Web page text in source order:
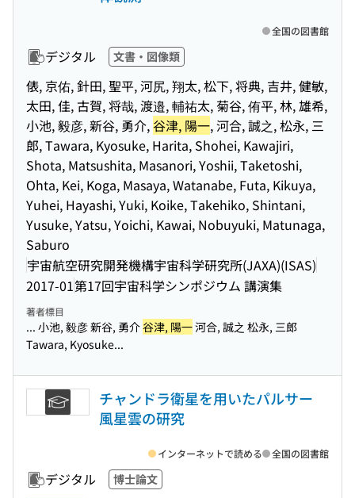
デジタル 文書・図像類
俵, 京佑, 針田, 聖平, 河尻, 翔太, 松下, 将典, 吉井, 健敏,
太田, 佳, 古賀, 将哉, 渡邉, 輔祐太, 菊谷, 侑平, 林, 雄希,
小池, 毅彦, 新谷, 勇介,谷津, 陽一, 河合, 誠之, 松永, 三
郎, Tawara, Kyosuke, Harita, Shohei, Kawajiri,
Shota, Matsushita, Masanori, Yoshii, Taketoshi,
Ohta, Kei, Koga, Masaya, Watanabe, Futa, Kikuya,
Yuhei, Hayashi, Yuki, Koike, Takehiko, Shintani,
Yusuke, Yatsu, Yoichi, Kawai, Nobuyuki, Matunaga,
Saburo
宇宙航空研究開発機構宇宙科学研究所(JAXA)(ISAS)
2017-01第17回宇宙科学シンポジウム 講演集
全国の図書館
著者標目
... 小池, 毅彦 新谷, 勇介谷津, 陽一河合, 誠之 松永, 三郎
Tawara, Kyosuke...
チャンドラ衛星を用いたパルサー
風星雲の研究
デジタル 博士論文
インターネットで読める 全国の図書館